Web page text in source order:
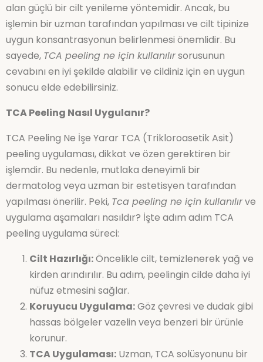
alan güçlü bir cilt yenileme yöntemidir. Ancak, bu
işlemin bir uzman tarafından yapılması ve cilt tipinize
uygun konsantrasyonun belirlenmesi önemlidir. Bu
sayede, TCA peeling ne için kullanılırsorusunun
cevabını en iyi şekilde alabilir ve cildiniz için en uygun
sonucu elde edebilirsiniz.
TCA Peeling Nasıl Uygulanır?
TCA Peeling Ne İşe Yarar TCA (Trikloroasetik Asit)
peeling uygulaması, dikkat ve özen gerektiren bir
işlemdir. Bu nedenle, mutlaka deneyimli bir
dermatolog veya uzman bir estetisyen tarafından
yapılması önerilir. Peki, Tca peeling ne için kullanılırve
uygulama aşamaları nasıldır? İşte adım adım TCA
peeling uygulama süreci:
Cilt Hazırlığı:Öncelikle cilt, temizlenerek yağ ve
kirden arındırılır. Bu adım, peelingin cilde daha iyi
nüfuz etmesini sağlar.
Koruyucu Uygulama:Göz çevresi ve dudak gibi
hassas bölgeler vazelin veya benzeri bir ürünle
korunur.
TCA Uygulaması: Uzman, TCA solüsyonunu bir